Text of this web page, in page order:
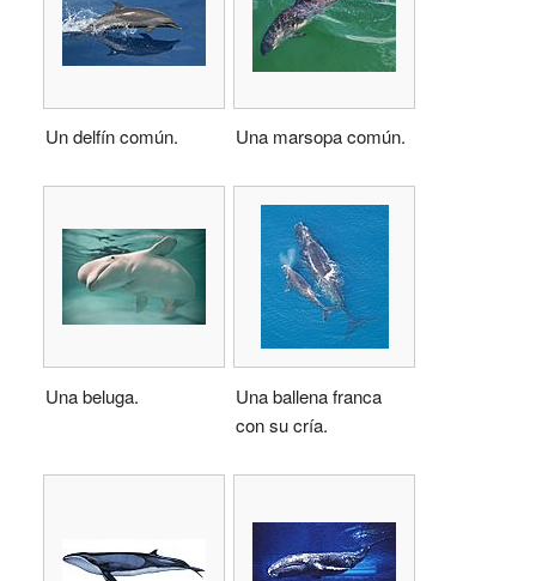
Un delfín común. Una marsopa común.
Una beluga.
Una ballena franca
con su cría.